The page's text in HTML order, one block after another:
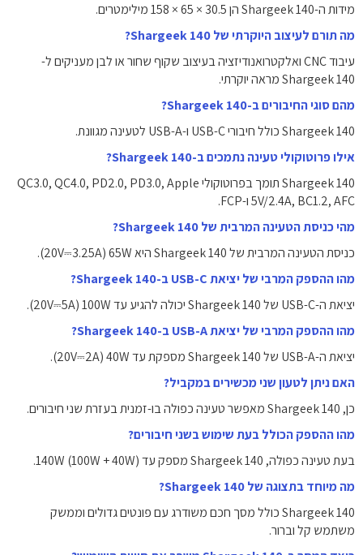
מידות ה-Shargeek 140 הן ‎158 × 65 × 30.5‎ מילימטרים.
מה תורם לעיצוב היוקרתי של Shargeek 140?
עיבוד CNC ואלקטרואנודיזציה בעיצוב שקוף שחור או לבן מעניקים ל-
Shargeek 140 מראה יוקרתי.
מהם סוגי החיבורים ב-Shargeek 140?
Shargeek 140 כולל חיבורי USB-C ו-USB-A לטעינה מגוונת.
אילו פרוטוקולי טעינה נתמכים ב-Shargeek 140?
Shargeek 140 תומך בפרוטוקולי QC3.0, QC4.0, PD2.0, PD3.0, Apple
5V/2.4A, BC1.2, AFC ו-FCP.
מהי כניסת הטעינה המרבית של Shargeek 140?
כניסת הטעינה המרבית של Shargeek 140 היא ‎65W‎ ‏(20V⎓3.25A).
מהו ההספק המרבי של יציאת USB-C ב-Shargeek 140?
יציאת ה-USB-C של Shargeek 140 יכולה להגיע עד ‎100W‎ ‏(20V⎓5A).
מהו ההספק המרבי של יציאת USB-A ב-Shargeek 140?
יציאת ה-USB-A של Shargeek 140 מספקת עד ‎40W‎ ‏(20V⎓2A).
האם ניתן לטעון שני מכשירים במקביל?
כן, Shargeek 140 מאפשר טעינה כפולה בו-זמנית בעזרת שני חיבורים.
מהו ההספק הכולל בעת שימוש בשני חיבורים?
בעת טעינה כפולה, Shargeek 140 מספק עד ‎140W‎ (‎100W + 40W‎).
מה מיוחד בתצוגה של Shargeek 140?
Shargeek 140 כולל מסך חכם משודרג עם פונטים גדולים וממשק
משתמש קל וברור.